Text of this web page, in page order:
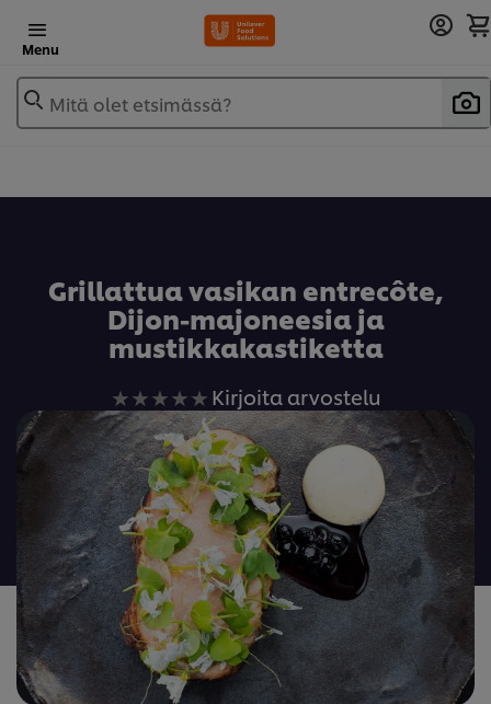
Menu
Mitä olet etsimässä?
Grillattua vasikan entrecôte,
Dijon-majoneesia ja
mustikkakastiketta
Ei
arvioita
tälle
recipe
Kirjoita arvostelu